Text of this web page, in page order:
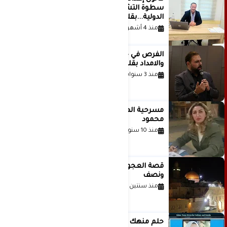
سطوة التشريع وانهيار منظومة العدالة
الدولية...بقلم الدكتور وسيم وني
منذ 4 أشهر
والامداد بقلم د. عبادة دعدوش
منذ 3 سنوات
مسرحية الهمزة للمبدعة الاستاذة غادة
محمود
منذ 10 سنوات
قصة العجول الحمراء والانتظار عاما
ونصف
منذ سنتين
حلم منهك للشاعرة رانيا فخري موسى